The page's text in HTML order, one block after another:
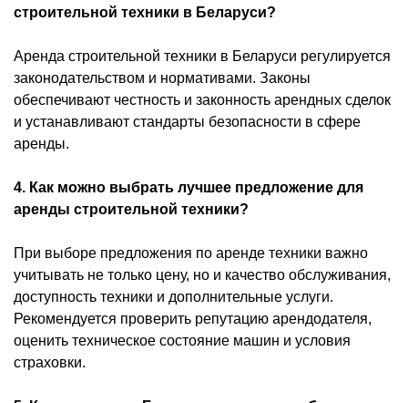
строительной техники в Беларуси?
Аренда строительной техники в Беларуси регулируется
законодательством и нормативами. Законы
обеспечивают честность и законность арендных сделок
и устанавливают стандарты безопасности в сфере
аренды.
4. Как можно выбрать лучшее предложение для
аренды строительной техники?
При выборе предложения по аренде техники важно
учитывать не только цену, но и качество обслуживания,
доступность техники и дополнительные услуги.
Рекомендуется проверить репутацию арендодателя,
оценить техническое состояние машин и условия
страховки.